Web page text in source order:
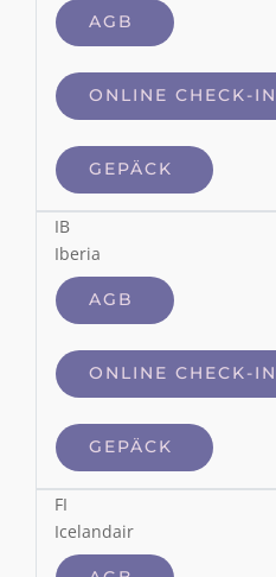
AGB
ONLINE CHECK-IN
GEPÄCK
IB
Iberia
AGB
ONLINE CHECK-IN
GEPÄCK
FI
Icelandair